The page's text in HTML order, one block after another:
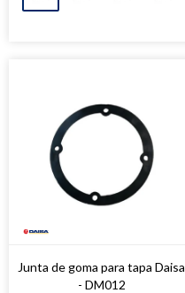
Junta de goma para tapa Daisa
- DM012